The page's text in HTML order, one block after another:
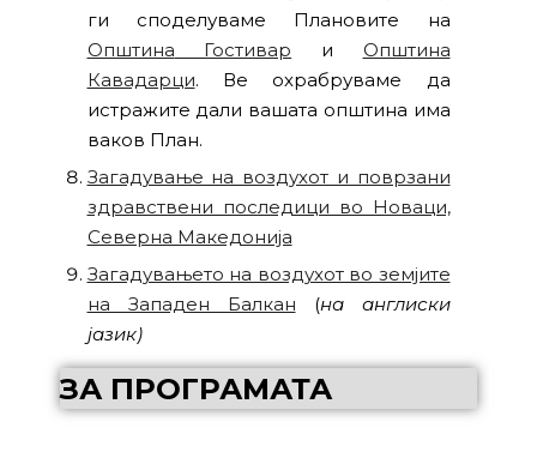
ги споделуваме Плановите на
Општина Гостивар и Општина
Кавадарци. Ве охрабруваме да
истражите дали вашата општина има
ваков План.
Загадување на воздухот и поврзани
здравствени последици во Новаци,
Северна Македонија
Загадувањето на воздухот во земјите
на Западен Балкан (на англиски
јазик)
ЗА ПРОГРАМАТА